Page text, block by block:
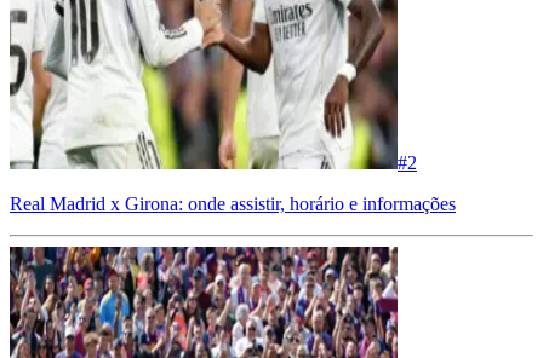
#2
Real Madrid x Girona: onde assistir, horário e informações